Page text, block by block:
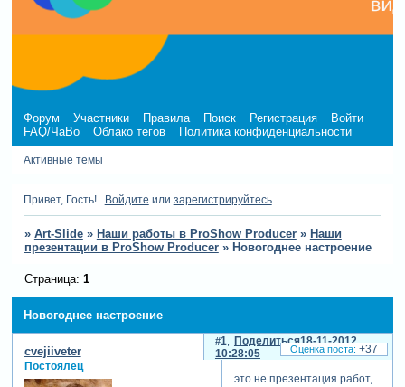
Форум Участники Правила Поиск Регистрация
Войти
FAQ/ЧаВо
Облако тегов Политика конфиденциальности
Активные темы
Привет, Гость! Войдите или зарегистрируйтесь.
» Art-Slide » Наши работы в ProShow Producer » Наши
презентации в ProShow Producer » Новогоднее настроение
Новогоднее настроение
Страница: 1
Поделиться
1
18-11-2012
10:28:05
cvejiiveter
Постоялец
это не презентация работ,
+37